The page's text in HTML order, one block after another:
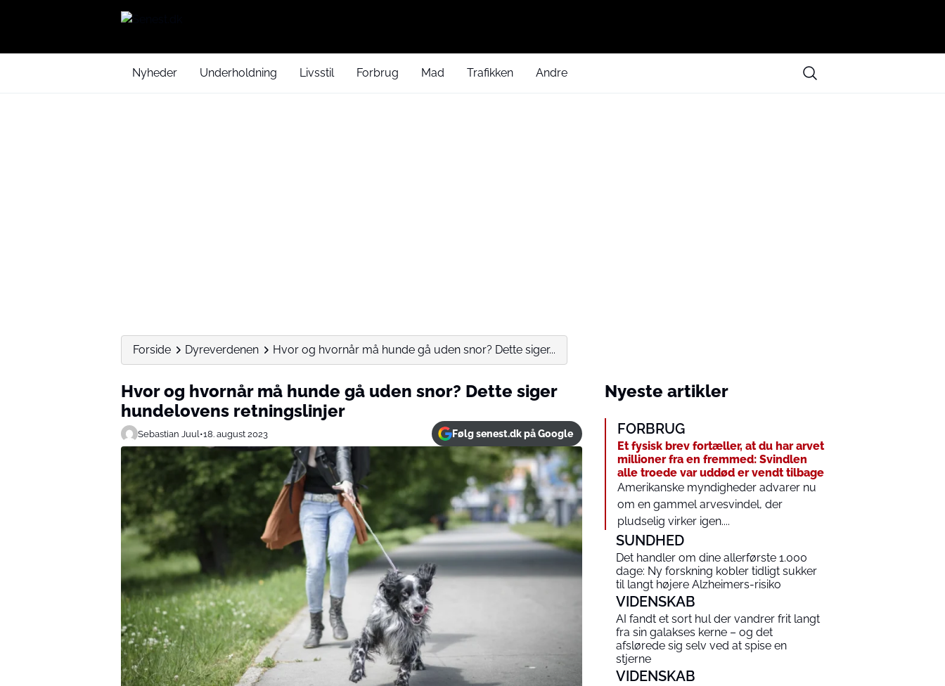
Nyheder Underholdning Livsstil Forbrug Mad Trafikken Andre
Forside Dyreverdenen Hvor og hvornår må hunde gå uden snor? Dette siger...
Hvor og hvornår må hunde gå uden snor? Dette siger
hundelovens retningslinjer
Sebastian Juul •18. august 2023 Følg senest.dk på Google
Nyeste artikler
FORBRUG
Et fysisk brev fortæller, at du har arvet
millioner fra en fremmed: Svindlen
alle troede var uddød er vendt tilbage
Amerikanske myndigheder advarer nu
om en gammel arvesvindel, der
pludselig virker igen....
SUNDHED
Det handler om dine allerførste 1.000
dage: Ny forskning kobler tidligt sukker
til langt højere Alzheimers-risiko
VIDENSKAB
AI fandt et sort hul der vandrer frit langt
fra sin galakses kerne – og det
afslørede sig selv ved at spise en
stjerne
VIDENSKAB